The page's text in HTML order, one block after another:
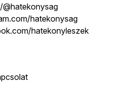
hatekonysag
hatekonyleszek